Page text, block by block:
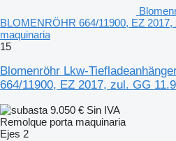
BLOMENRÖHR 664/11900, EZ
maquinaria
15
Blomenröhr Lkw-
664/11900, EZ 2017, zul. GG 11.9
9.050 € Sin IVA
Remolque porta maquinaria
Ejes 2